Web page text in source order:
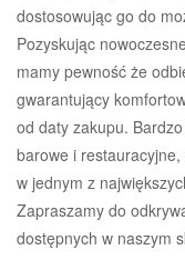
dostosowując go do
Pozyskując
mamy pewność że
gwarantujący
od daty zakupu.
barowe i
w jednym z
Zapraszamy do
dostępnych w naszym